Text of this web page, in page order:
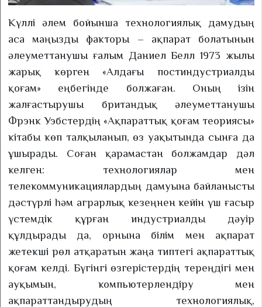
Күллі әлем бойынша технологиялық дамудың
аса маңызды факторы – ақпарат болатынын
әлеуметтанушы ғалым Даниел Белл 1973 жылы
жарық көрген «Алдағы постиндустриалды
қоғам» еңбегінде болжаған. Оның ізін
жалғастырушы британдық әлеуметтанушы
Фрэнк Уэбстердің «Ақпараттық қоғам теориясы»
кітабы көп талқыланып, өз уақытында сынға да
ұшырады. Соған қарамастан болжамдар дәл
келген: технологиялар мен
телекоммуникациялардың дамуына байланысты
дәстүрлі һәм аграрлық кезеңнен кейін үш ғасыр
үстемдік құрған индустриалды дәуір
құлдырады да, орнына білім мен ақпарат
жетекші рөл атқаратын жаңа типтегі ақпараттық
қоғам келді. Бүгінгі өзгерістердің тереңдігі мен
ауқымын, компьютерлендіру мен
ақпараттандырудың технологиялық,